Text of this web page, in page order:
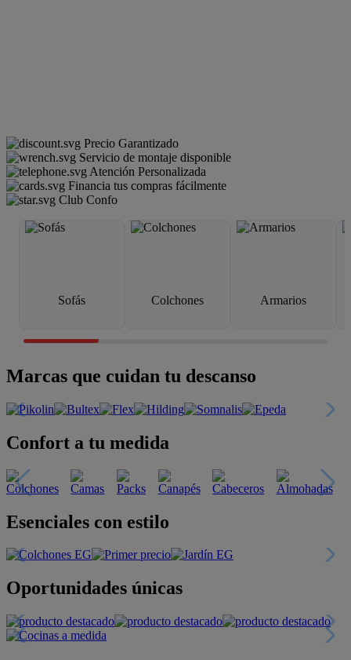
Precio Garantizado
Servicio de montaje disponible
Atención Personalizada
Financia tus compras fácilmente
Club Confo
Sofás Colchones Armarios
Marcas que cuidan tu descanso
Confort a tu medida
Esenciales con estilo
Oportunidades únicas